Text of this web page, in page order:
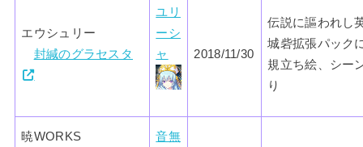
エウシュリー
封緘のグラセスタ
ユリ
ーシ
ャ
2018/11/30
伝説に謳われし
城砦拡張パック
規立ち絵、シー
り
暁WORKS
音無